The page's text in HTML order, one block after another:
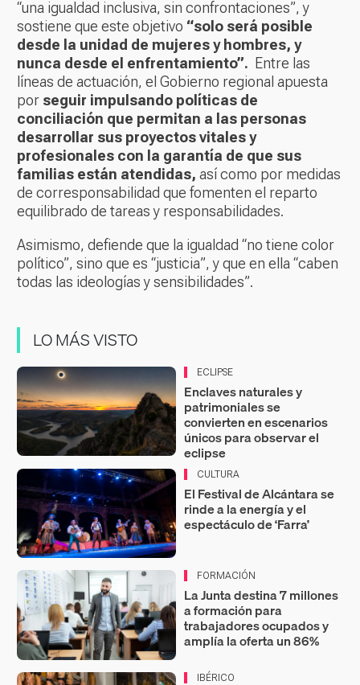
“una igualdad inclusiva, sin confrontaciones”, y
sostiene que este objetivo “solo será posible
desde la unidad de mujeres y hombres, y
nunca desde el enfrentamiento”. Entre las
líneas de actuación, el Gobierno regional apuesta
por seguir impulsando políticas de
conciliación que permitan a las personas
desarrollar sus proyectos vitales y
profesionales con la garantía de que sus
familias están atendidas, así como por medidas
de corresponsabilidad que fomenten el reparto
equilibrado de tareas y responsabilidades.
Asimismo, defiende que la igualdad “no tiene color
político”, sino que es “justicia”, y que en ella “caben
todas las ideologías y sensibilidades”.
LO MÁS VISTO
ECLIPSE
Enclaves naturales y
patrimoniales se
convierten en escenarios
únicos para observar el
eclipse
CULTURA
El Festival de Alcántara se
rinde a la energía y el
espectáculo de ‘Farra’
FORMACIÓN
La Junta destina 7 millones
a formación para
trabajadores ocupados y
amplía la oferta un 86%
IBÉRICO